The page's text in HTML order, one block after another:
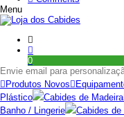
Menu
0
Envie email para
Produtos Novos
Plástico
Cabides de Madeira
Banho / Lingerie
Cabides de